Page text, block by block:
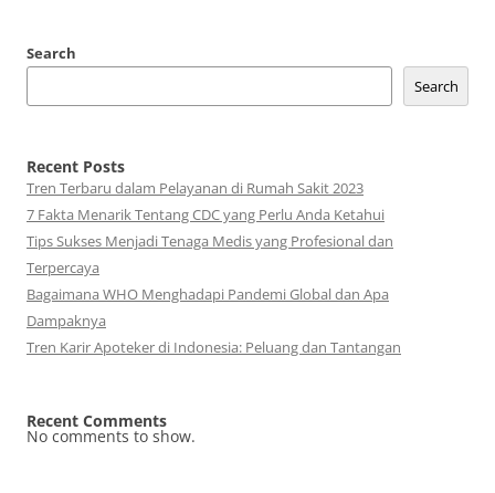
Search
Search
Recent Posts
Tren Terbaru dalam Pelayanan di Rumah Sakit 2023
7 Fakta Menarik Tentang CDC yang Perlu Anda Ketahui
Tips Sukses Menjadi Tenaga Medis yang Profesional dan
Terpercaya
Bagaimana WHO Menghadapi Pandemi Global dan Apa
Dampaknya
Tren Karir Apoteker di Indonesia: Peluang dan Tantangan
Recent Comments
No comments to show.